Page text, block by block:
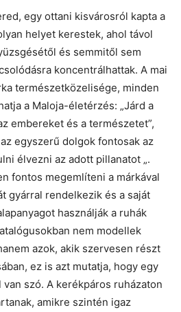
egy ottani kisvárosról kapta a
helyet kerestek, ahol távol
és semmitől sem
koncentrálhattak. A mai
természetközelisége, minden
a Maloja-életérzés: „Járd a
embereket és a természetet”,
egyszerű dolgok fontosak az
élvezni az adott pillanatot „.
fontos megemlíteni a márkával
gyárral rendelkezik és a saját
használják a ruhák
nem modellek
azok, akik szervesen részt
ez is azt mutatja, hogy egy
szó. A kerékpáros ruházaton
amikre szintén igaz